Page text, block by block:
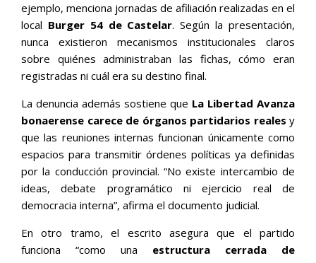
ejemplo, menciona jornadas de afiliación realizadas en el
local Burger 54 de Castelar. Según la presentación,
nunca existieron mecanismos institucionales claros
sobre quiénes administraban las fichas, cómo eran
registradas ni cuál era su destino final.
La denuncia además sostiene que La Libertad Avanza
bonaerense carece de órganos partidarios reales y
que las reuniones internas funcionan únicamente como
espacios para transmitir órdenes políticas ya definidas
por la conducción provincial. “No existe intercambio de
ideas, debate programático ni ejercicio real de
democracia interna”, afirma el documento judicial.
En otro tramo, el escrito asegura que el partido
funciona “como una estructura cerrada de